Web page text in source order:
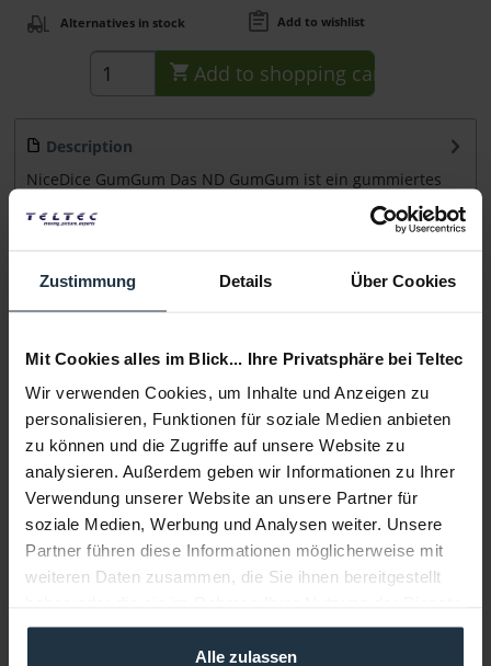
Zustimmung Details Über Cookies
Mit Cookies alles im Blick... Ihre Privatsphäre bei Teltec
Wir verwenden Cookies, um Inhalte und Anzeigen zu
personalisieren, Funktionen für soziale Medien anbieten
zu können und die Zugriffe auf unsere Website zu
analysieren. Außerdem geben wir Informationen zu Ihrer
Verwendung unserer Website an unsere Partner für
soziale Medien, Werbung und Analysen weiter. Unsere
Partner führen diese Informationen möglicherweise mit
weiteren Daten zusammen, die Sie ihnen bereitgestellt
gesammelt haben.
Alle zulassen
Alternatives in stock Add to wishlist
Add to shopping cart
Description
NiceDice GumGum Das ND GumGum ist ein gummiertes
more
Manufacturer & Product Safety Information
Folgende Infos zum Hersteller sind verfübar...... more
More articles from +++ NiceDice +++ look at